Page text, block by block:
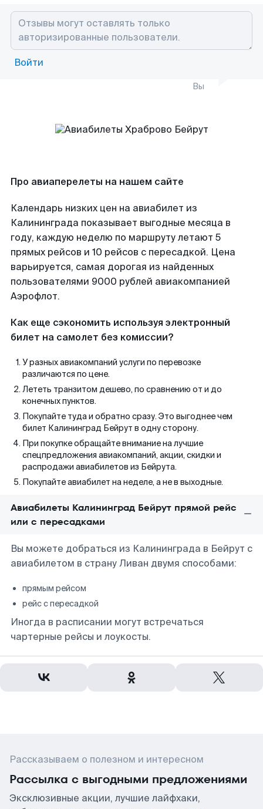
Войти
Вы
Про авиаперелеты на нашем сайте
Календарь низких цен на авиабилет из
Калининграда показывает выгодные месяца в
году, каждую неделю по маршруту летают 5
прямых рейсов и 10 рейсов с пересадкой. Цена
варьируется, самая дорогая из найденных
пользователями 9000 рублей авиакомпанией
Аэрофлот.
Как еще сэкономить используя электронный
билет на самолет без комиссии?
У разных авиакомпаний услуги по перевозке
различаются по цене.
Лететь транзитом дешево, по сравнению от и до
конечных пунктов.
Покупайте туда и обратно сразу. Это выгоднее чем
билет Калининград Бейрут в одну сторону.
При покупке обращайте внимание на лучшие
спецпредложения авиакомпаний, акции, скидки и
распродажи авиабилетов из Бейрута.
Покупайте авиабилет на неделе, а не в выходные.
Авиабилеты Калининград Бейрут прямой рейс
или с пересадками
Вы можете добраться из Калининграда в Бейрут с
авиабилетом в страну Ливан двумя способами:
прямым рейсом
рейс с пересадкой
Иногда в расписании могут встречаться
чартерные рейсы и лоукосты.
Рассказываем о полезном и интересном
Рассылка с выгодными предложениями
Эксклюзивные акции, лучшие лайфхаки,